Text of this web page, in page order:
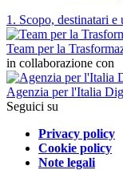
1. Scopo, destinatari
Team per la
in collaborazione con
Agenzia per l'Italia
Seguici su
Privacy policy
Cookie policy
Note legali